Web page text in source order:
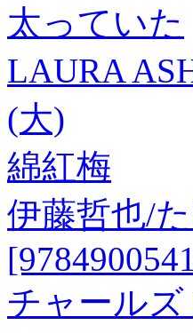
太っていた
LAURA
(大)
綿紅梅
伊藤哲也/
チャール